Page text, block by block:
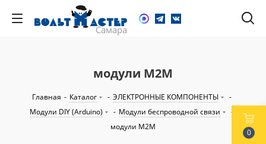
модули M2M
Главная - Каталог - ЭЛЕКТРОННЫЕ КОМПОНЕНТЫ
-
Модули DIY (Arduino)
- Модули беспроводной связи
-
модули M2M
0